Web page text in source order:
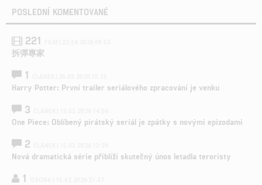
POSLEDNÍ KOMENTOVANÉ
221
拆彈專家
1
Harry Potter: První trailer seriálového zpracování je venku
3
One Piece: Oblíbený pirátský seriál je zpátky s novými epizodami
2
Nová dramatická série přiblíží skutečný únos letadla teroristy
1